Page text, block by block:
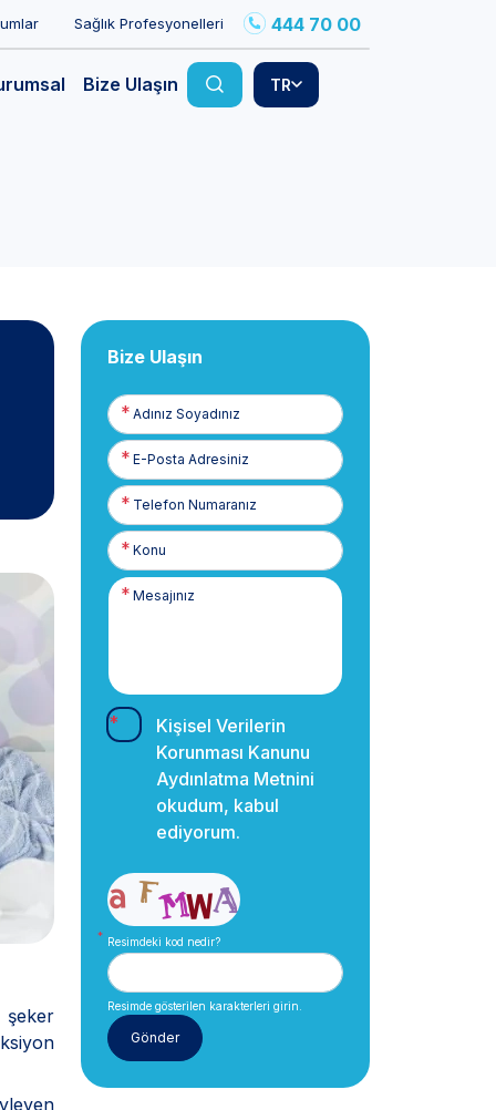
Sağlık Profesyonelleri 444 70 00
Bize Ulaşın TR
şeker
Bize Ulaşın
Adınız
Soyadınız
E-
Posta
Telefon
Numaranız
Kişisel Verilerin
Korunması Kanunu
Aydınlatma Metnini
okudum, kabul
ediyorum.
Resimdeki kod nedir?
Resimde gösterilen karakterleri girin.